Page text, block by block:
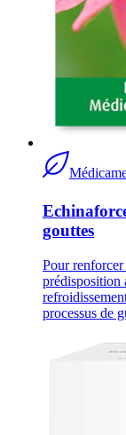
gouttes
Pour renforcer
prédisposition
processus de